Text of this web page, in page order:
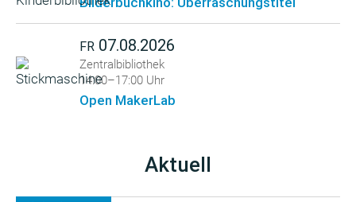
FR 07.08.2026
Zentralbibliothek
14:00–17:00 Uhr
Open MakerLab
Aktuell